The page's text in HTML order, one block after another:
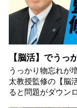
【脳活】でうっ
うっかり物忘れが
太教授監修の【脳
ると問題がダウン